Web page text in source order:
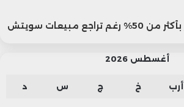
أرباح نينتندو تقفز بأكثر من 50% رغم تراجع مبيعات سويتش
أغسطس 2026
أرب خ ج س د